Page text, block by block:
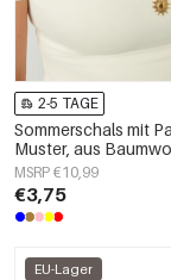
2-5 TAGE
Sommerschals mit
Muster, aus
Urlaubs-Accessoires
Tag
MSRP €10,99
€3,75
EU-Lager